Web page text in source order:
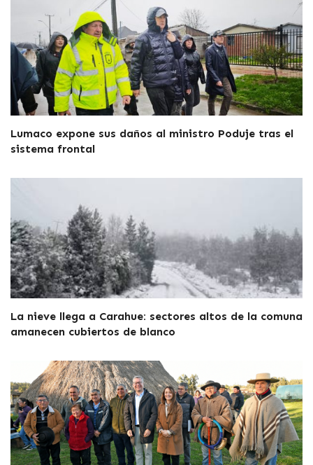
Lumaco expone sus daños al ministro Poduje tras el
sistema frontal
La nieve llega a Carahue: sectores altos de la comuna
amanecen cubiertos de blanco